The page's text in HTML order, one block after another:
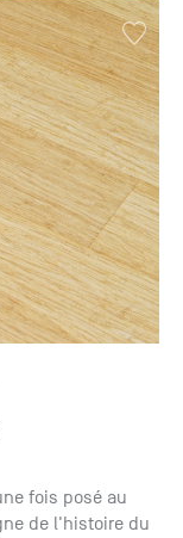
fois posé au
de l'histoire du